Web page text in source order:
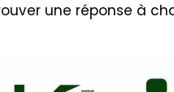
une réponse à